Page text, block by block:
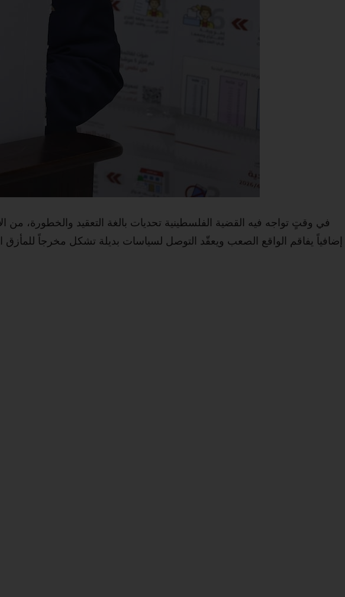
في وقتٍ تواجه فيه القضية الفلسطينية تحديات بالغة التعقيد والخطورة، من
إضافياً يفاقم الواقع الصعب ويعقّد التوصل لسياسات بديلة تشكل مخرجاً